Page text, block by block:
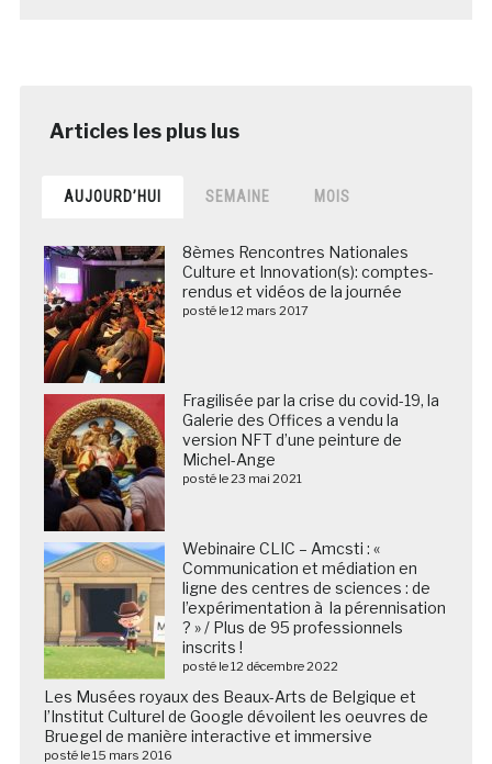
AUJOURD’HUI SEMAINE MOIS
8èmes Rencontres Nationales
Culture et Innovation(s): comptes-
rendus et vidéos de la journée
posté le 12 mars 2017
Fragilisée par la crise du covid-19, la
Galerie des Offices a vendu la
version NFT d’une peinture de
Michel-Ange
posté le 23 mai 2021
Webinaire CLIC – Amcsti : «
Communication et médiation en
ligne des centres de sciences : de
l’expérimentation à la pérennisation
? » / Plus de 95 professionnels
inscrits !
posté le 12 décembre 2022
Les Musées royaux des Beaux-Arts de Belgique et
l’Institut Culturel de Google dévoilent les oeuvres de
Bruegel de manière interactive et immersive
posté le 15 mars 2016